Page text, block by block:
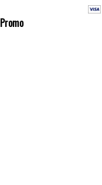
Promo